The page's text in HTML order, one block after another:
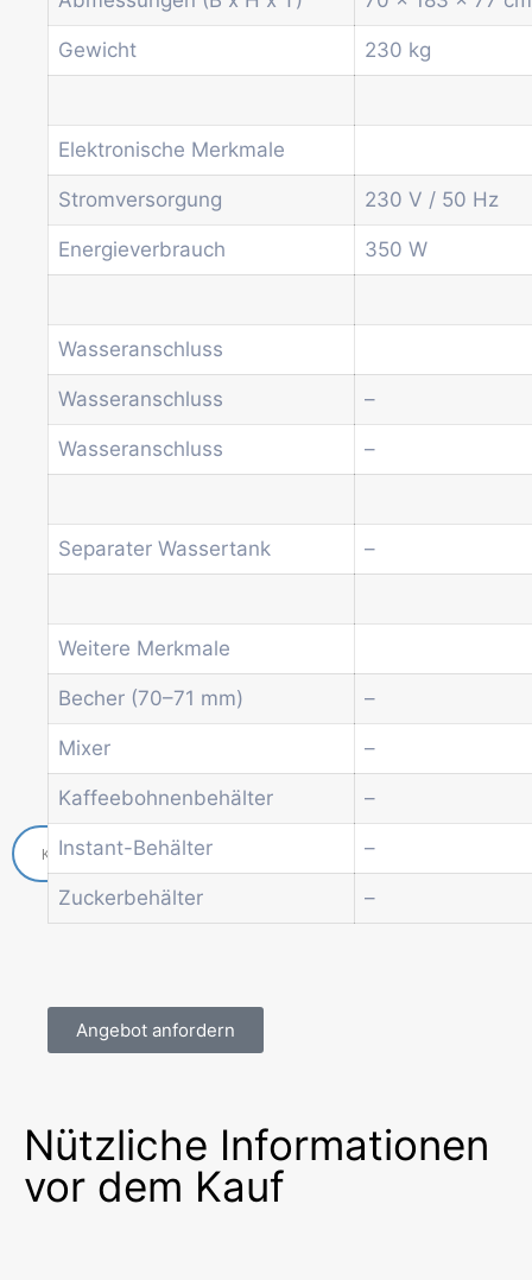
Dienstleistungen
Blog
Neuigkeiten
Informationen
Kontakt
Startseite
Büro-Kaffeemaschine
Kombi-Automat
Kaffeeautomat
Münz- und Geldprüfsysteme
Wasserspender
Economic Line
Blog
Aktionen
Neuigkeiten
Kontakt
Gewicht 230 kg
Elektronische Merkmale
Stromversorgung 230 V / 50 Hz
Energieverbrauch 350 W
Wasseranschluss
Wasseranschluss –
Wasseranschluss –
Separater Wassertank –
Weitere Merkmale
Becher (70–71 mm) –
Mixer –
Kaffeebohnenbehälter –
Instant-Behälter –
Zuckerbehälter –
Angebot anfordern
Nützliche Informationen
vor dem Kauf